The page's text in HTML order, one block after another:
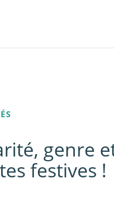
genre
festives !